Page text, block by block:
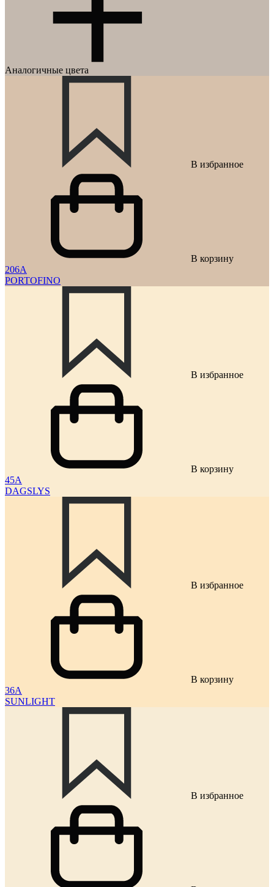
Аналогичные цвета
В избранное
В корзину
206A
PORTOFINO
В избранное
В корзину
45A
DAGSLYS
В избранное
В корзину
36A
SUNLIGHT
В избранное